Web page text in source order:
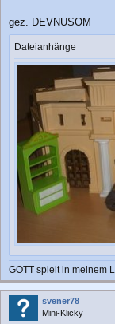
gez. DEVNUSOM
Dateianhänge
GOTT spielt in meinem
svener78
Mini-Klicky